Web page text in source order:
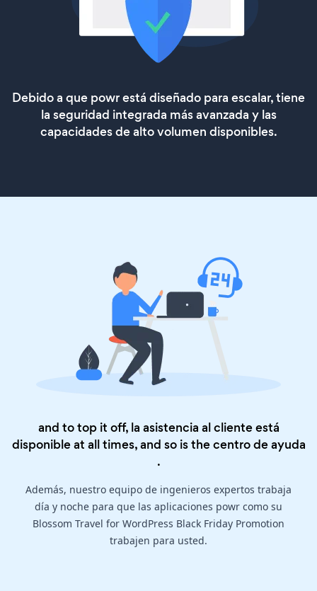
Debido a que powr está diseñado para escalar, tiene
la seguridad integrada más avanzada y las
capacidades de alto volumen disponibles.
and to top it off, la asistencia al cliente está
disponible at all times, and so is thecentro de ayuda
.
Además, nuestro equipo de ingenieros expertos trabaja
día y noche para que las aplicaciones powr como su
Blossom Travel for WordPress Black Friday Promotion
trabajen para usted.